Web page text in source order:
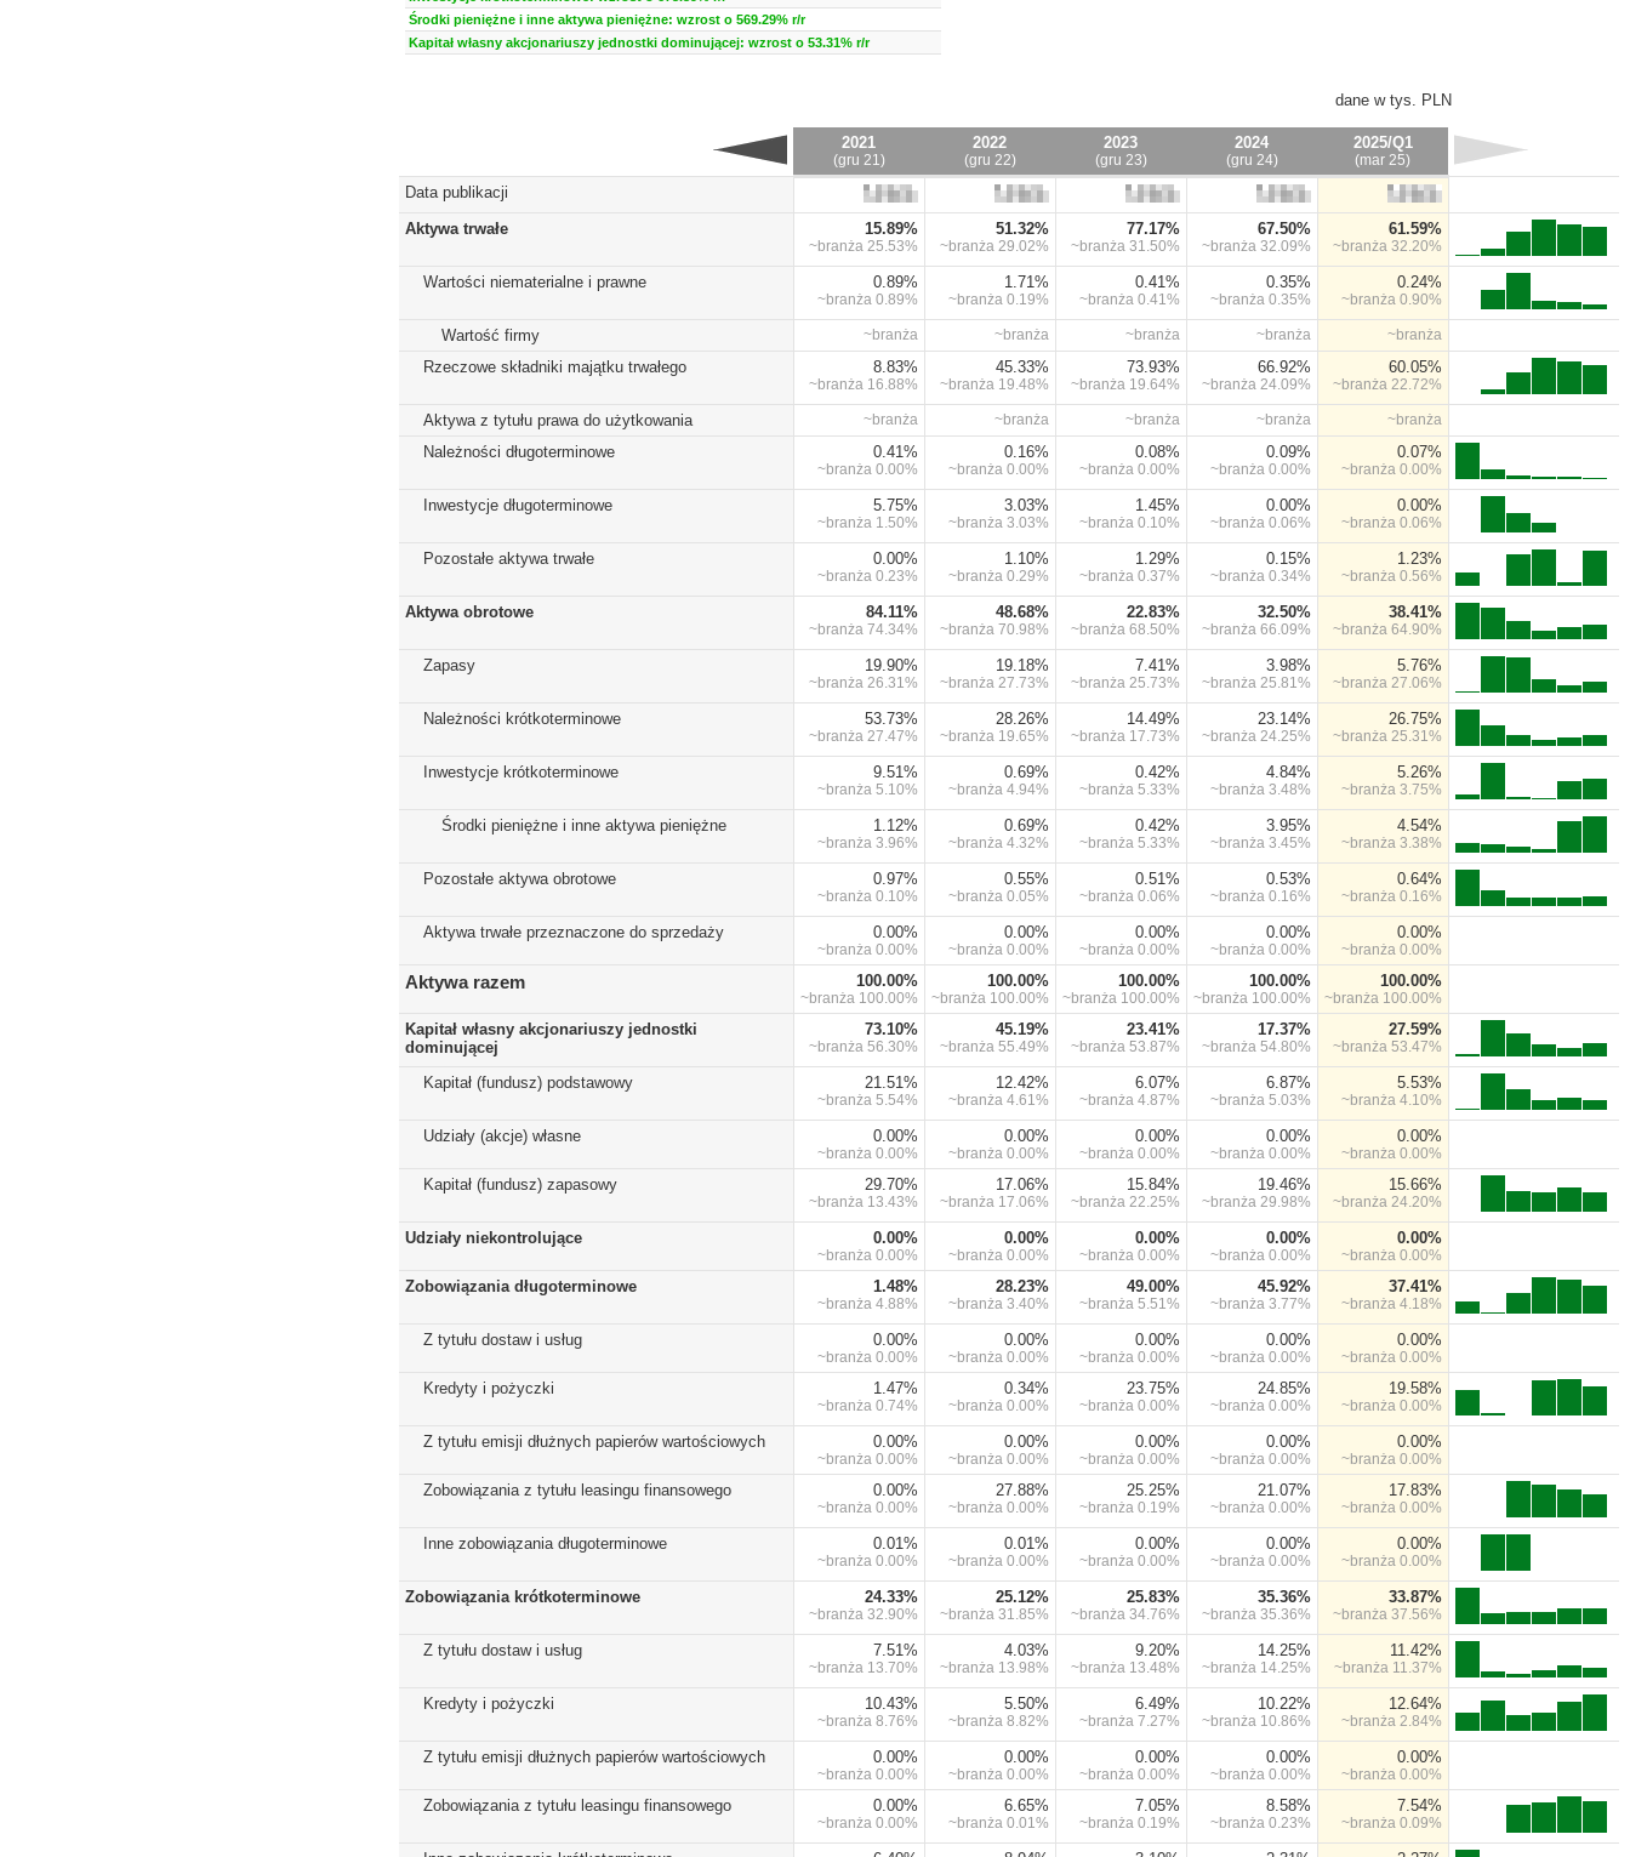
Środki pieniężne i inne aktywa pieniężne: wzrost o 569.29% r/r
Kapitał własny akcjonariuszy jednostki dominującej: wzrost o 53.31% r/r
dane w tys. PLN
2021
(gru 21)
2022
(gru 22)
2023
(gru 23)
2024
(gru 24)
2025/Q1
(mar 25)
Data publikacji
Aktywa trwałe
15.89%
~branża 25.53%
51.32%
~branża 29.02%
77.17%
~branża 31.50%
67.50%
~branża 32.09%
61.59%
~branża 32.20%
Wartości niematerialne i prawne 0.89%
~branża 0.89%
1.71%
~branża 0.19%
0.41%
~branża 0.41%
0.35%
~branża 0.35%
0.24%
~branża 0.90%
Wartość firmy ~branża ~branża ~branża ~branża ~branża
Rzeczowe składniki majątku trwałego 8.83%
~branża 16.88%
45.33%
~branża 19.48%
73.93%
~branża 19.64%
66.92%
~branża 24.09%
60.05%
~branża 22.72%
Aktywa z tytułu prawa do użytkowania ~branża ~branża ~branża ~branża ~branża
Należności długoterminowe 0.41%
~branża 0.00%
0.16%
~branża 0.00%
0.08%
~branża 0.00%
0.09%
~branża 0.00%
0.07%
~branża 0.00%
Inwestycje długoterminowe 5.75%
~branża 1.50%
3.03%
~branża 3.03%
1.45%
~branża 0.10%
0.00%
~branża 0.06%
0.00%
~branża 0.06%
Pozostałe aktywa trwałe 0.00%
~branża 0.23%
1.10%
~branża 0.29%
1.29%
~branża 0.37%
0.15%
~branża 0.34%
1.23%
~branża 0.56%
Aktywa obrotowe 84.11%
~branża 74.34%
48.68%
~branża 70.98%
22.83%
~branża 68.50%
32.50%
~branża 66.09%
38.41%
~branża 64.90%
Zapasy 19.90%
~branża 26.31%
19.18%
~branża 27.73%
7.41%
~branża 25.73%
3.98%
~branża 25.81%
5.76%
~branża 27.06%
Należności krótkoterminowe 53.73%
~branża 27.47%
28.26%
~branża 19.65%
14.49%
~branża 17.73%
23.14%
~branża 24.25%
26.75%
~branża 25.31%
Inwestycje krótkoterminowe 9.51%
~branża 5.10%
0.69%
~branża 4.94%
0.42%
~branża 5.33%
4.84%
~branża 3.48%
5.26%
~branża 3.75%
Środki pieniężne i inne aktywa pieniężne 1.12%
~branża 3.96%
0.69%
~branża 4.32%
0.42%
~branża 5.33%
3.95%
~branża 3.45%
4.54%
~branża 3.38%
Pozostałe aktywa obrotowe 0.97%
~branża 0.10%
0.55%
~branża 0.05%
0.51%
~branża 0.06%
0.53%
~branża 0.16%
0.64%
~branża 0.16%
Aktywa trwałe przeznaczone do sprzedaży 0.00%
~branża 0.00%
0.00%
~branża 0.00%
0.00%
~branża 0.00%
0.00%
~branża 0.00%
0.00%
~branża 0.00%
Aktywa razem 100.00%
~branża 100.00%
100.00%
~branża 100.00%
100.00%
~branża 100.00%
100.00%
~branża 100.00%
100.00%
~branża 100.00%
Kapitał własny akcjonariuszy jednostki
dominującej
73.10%
~branża 56.30%
45.19%
~branża 55.49%
23.41%
~branża 53.87%
17.37%
~branża 54.80%
27.59%
~branża 53.47%
Kapitał (fundusz) podstawowy 21.51%
~branża 5.54%
12.42%
~branża 4.61%
6.07%
~branża 4.87%
6.87%
~branża 5.03%
5.53%
~branża 4.10%
Udziały (akcje) własne 0.00%
~branża 0.00%
0.00%
~branża 0.00%
0.00%
~branża 0.00%
0.00%
~branża 0.00%
0.00%
~branża 0.00%
Kapitał (fundusz) zapasowy 29.70%
~branża 13.43%
17.06%
~branża 17.06%
15.84%
~branża 22.25%
19.46%
~branża 29.98%
15.66%
~branża 24.20%
Udziały niekontrolujące 0.00%
~branża 0.00%
0.00%
~branża 0.00%
0.00%
~branża 0.00%
0.00%
~branża 0.00%
0.00%
~branża 0.00%
Zobowiązania długoterminowe 1.48%
~branża 4.88%
28.23%
~branża 3.40%
49.00%
~branża 5.51%
45.92%
~branża 3.77%
37.41%
~branża 4.18%
Z tytułu dostaw i usług 0.00%
~branża 0.00%
0.00%
~branża 0.00%
0.00%
~branża 0.00%
0.00%
~branża 0.00%
0.00%
~branża 0.00%
Kredyty i pożyczki 1.47%
~branża 0.74%
0.34%
~branża 0.00%
23.75%
~branża 0.00%
24.85%
~branża 0.00%
19.58%
~branża 0.00%
Z tytułu emisji dłużnych papierów wartościowych 0.00%
~branża 0.00%
0.00%
~branża 0.00%
0.00%
~branża 0.00%
0.00%
~branża 0.00%
0.00%
~branża 0.00%
Zobowiązania z tytułu leasingu finansowego 0.00%
~branża 0.00%
27.88%
~branża 0.00%
25.25%
~branża 0.19%
21.07%
~branża 0.00%
17.83%
~branża 0.00%
Inne zobowiązania długoterminowe 0.01%
~branża 0.00%
0.01%
~branża 0.00%
0.00%
~branża 0.00%
0.00%
~branża 0.00%
0.00%
~branża 0.00%
Zobowiązania krótkoterminowe 24.33%
~branża 32.90%
25.12%
~branża 31.85%
25.83%
~branża 34.76%
35.36%
~branża 35.36%
33.87%
~branża 37.56%
Z tytułu dostaw i usług 7.51%
~branża 13.70%
4.03%
~branża 13.98%
9.20%
~branża 13.48%
14.25%
~branża 14.25%
11.42%
~branża 11.37%
Kredyty i pożyczki 10.43%
~branża 8.76%
5.50%
~branża 8.82%
6.49%
~branża 7.27%
10.22%
~branża 10.86%
12.64%
~branża 2.84%
Z tytułu emisji dłużnych papierów wartościowych 0.00%
~branża 0.00%
0.00%
~branża 0.00%
0.00%
~branża 0.00%
0.00%
~branża 0.00%
0.00%
~branża 0.00%
Zobowiązania z tytułu leasingu finansowego 0.00%
~branża 0.00%
6.65%
~branża 0.01%
7.05%
~branża 0.19%
8.58%
~branża 0.23%
7.54%
~branża 0.09%